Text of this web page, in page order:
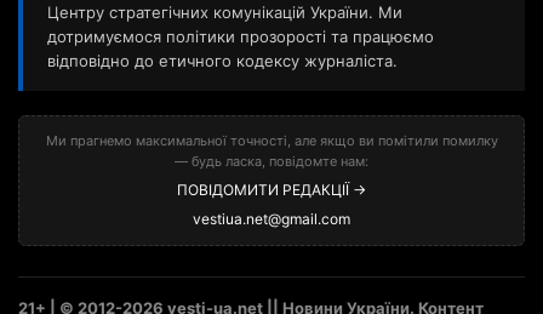
Центру стратегічних комунікацій України. Ми
дотримуємося політики прозорості та працюємо
відповідно до етичного кодексу журналіста.
Ми прагнемо максимальної точності, але якщо ви помітили помилку
— будь ласка, повідомте нам:
ПОВІДОМИТИ РЕДАКЦІЇ →
vestiua.net@gmail.com
21+ | © 2012-2026 vesti-ua.net || Новини України. Контент